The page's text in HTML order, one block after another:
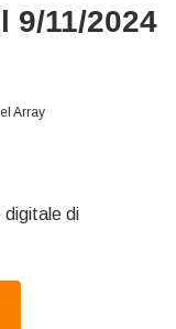
9/11/2024
Array
digitale di